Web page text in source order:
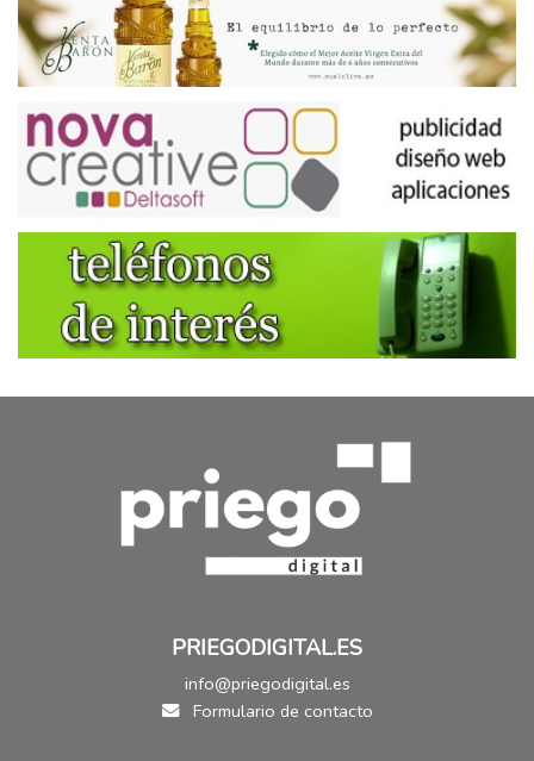
PRIEGODIGITAL.ES
info@priegodigital.es
Formulario de contacto